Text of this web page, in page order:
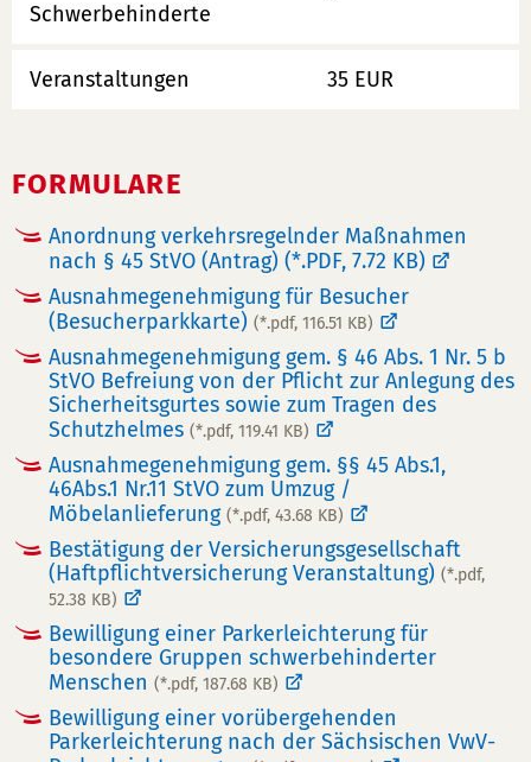
Schwerbehinderte
Veranstaltungen 35 EUR
FORMULARE
Anordnung verkehrsregelnder Maßnahmen
nach § 45 StVO (Antrag) (*.PDF, 7.72 KB)
Ausnahmegenehmigung für Besucher
(Besucherparkkarte) (*.pdf, 116.51 KB)
Ausnahmegenehmigung gem. § 46 Abs. 1 Nr. 5 b
StVO Befreiung von der Pflicht zur Anlegung des
Sicherheitsgurtes sowie zum Tragen des
Schutzhelmes (*.pdf, 119.41 KB)
Ausnahmegenehmigung gem. §§ 45 Abs.1,
46Abs.1 Nr.11 StVO zum Umzug /
Möbelanlieferung (*.pdf, 43.68 KB)
Bestätigung der Versicherungsgesellschaft
(Haftpflichtversicherung Veranstaltung) (*.pdf,
52.38 KB)
Bewilligung einer Parkerleichterung für
besondere Gruppen schwerbehinderter
Menschen (*.pdf, 187.68 KB)
Bewilligung einer vorübergehenden
Parkerleichterung nach der Sächsischen VwV-